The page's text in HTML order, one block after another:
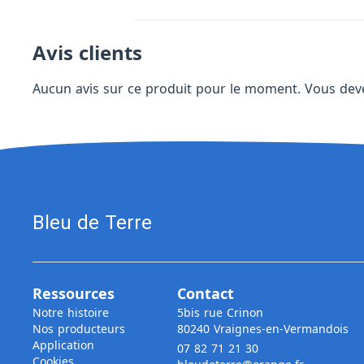
Avis clients
Aucun avis sur ce produit pour le moment. Vous
Bleu de Terre
Ressources
Notre histoire
Nos producteurs
Application
Contact
5bis rue Crinon
80240 Vraignes-en-Vermandois
07 82 71 21 30